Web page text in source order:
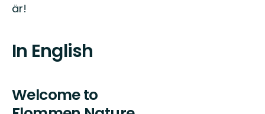
är!
In English
Welcome to